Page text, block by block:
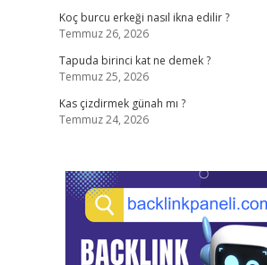
Koç burcu erkeği nasıl ikna edilir ?
Temmuz 26, 2026
Tapuda birinci kat ne demek ?
Temmuz 25, 2026
Kas çizdirmek günah mı ?
Temmuz 24, 2026